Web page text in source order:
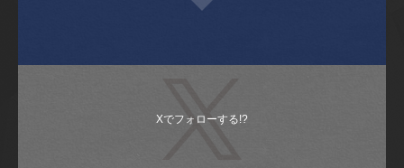
Xでフォローする!?